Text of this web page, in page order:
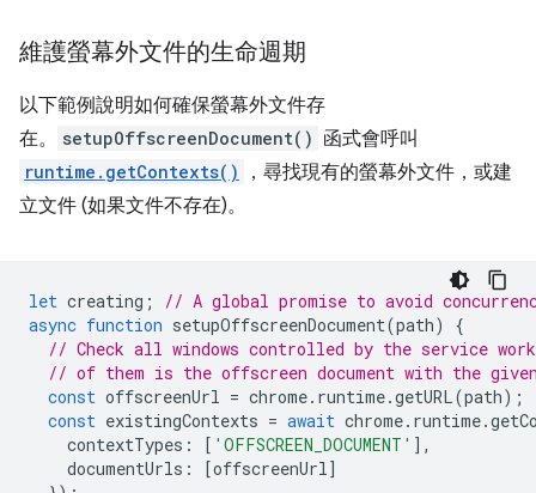
維護螢幕外文件的生命週期
以下範例說明如何確保螢幕外文件存
在。
setupOffscreenDocument() 函式會呼叫
runtime.getContexts()
，尋找現有的螢幕外文件，或建
立文件 (如果文件不存在)。
let creating ;
// A global promise to avoid
async function setupOffscreenDocument(path)
{
// Check all windows controlled by the service
// of them is the offscreen document with the
const offscreenUrl = chrome. runtime.getURL(path);
const existingContexts = await chrome. runtime.
contextTypes : [ 'OFFSCREEN_DOCUMENT' ],
documentUrls : [offscreenUrl]